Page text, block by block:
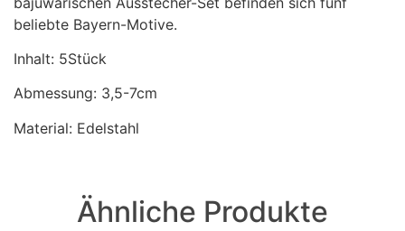
beliebte Bayern-Motive.
Inhalt: 5Stück
Abmessung: 3,5-7cm
Material: Edelstahl
Ähnliche Produkte